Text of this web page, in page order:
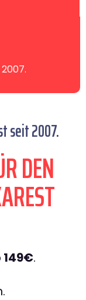
2007.
seit 2007.
DEN
149€.